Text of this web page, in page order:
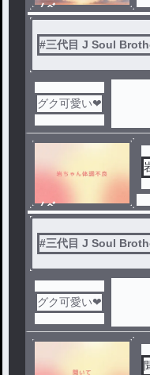
ノベ
ル
#三代目 J Soul
グク可愛い❤
ノベ
ル
#三代目 J Soul
グク可愛い❤